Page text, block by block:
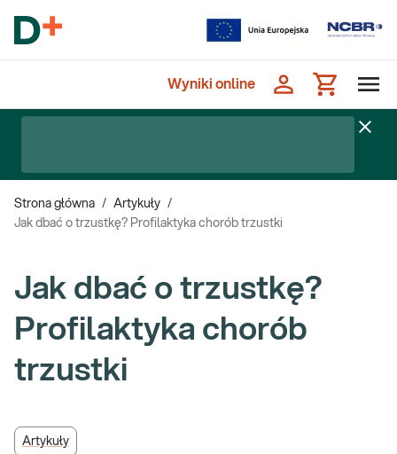
Wyniki online
Strona główna / Artykuły /
Jak dbać o trzustkę? Profilaktyka chorób trzustki
Jak dbać o trzustkę?
Profilaktyka chorób
trzustki
Artykuły